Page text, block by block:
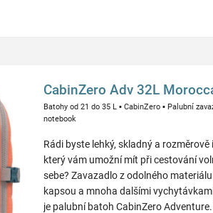
CabinZero Adv 32L
Batohy od 21 do 35 L ▪CabinZero ▪ Palubní
notebook
Rádi byste lehký, skladný a
který vám umožní mít při cestování
sebe? Zavazadlo z odolného
kapsou a mnoha dalšími
je palubní batoh CabinZero